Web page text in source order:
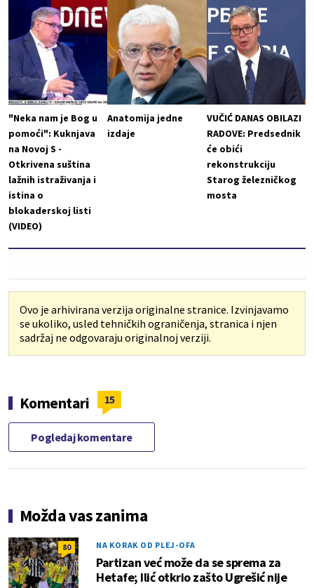
"Neka nam je Bog u
pomoći": Kuknjava
na Novoj S -
Otkrivena suština
lažnih istraživanja i
istina o
blokaderskoj listi
(VIDEO)
Anatomija jedne
izdaje
VUČIĆ DANAS OBILAZI
RADOVE: Predsednik
će obići
rekonstrukciju
Starog železničkog
mosta
Ovo je arhivirana verzija originalne stranice. Izvinjavamo
se ukoliko, usled tehničkih ograničenja, stranica i njen
sadržaj ne odgovaraju originalnoj verziji.
Komentari 15
Pogledaj komentare
Možda vas zanima
80 NA KORAK OD PLEJ-OFA
Partizan već može da se sprema za
Hetafe; Ilić otkrio zašto Ugrešić nije